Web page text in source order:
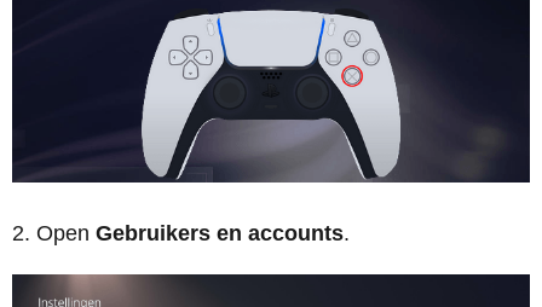
Open Gebruikers en accounts.